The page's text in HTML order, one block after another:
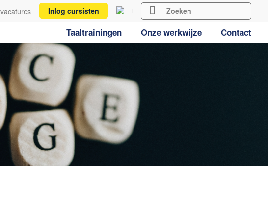
vacatures Inlog cursisten
Taaltrainingen Onze werkwijze Contact